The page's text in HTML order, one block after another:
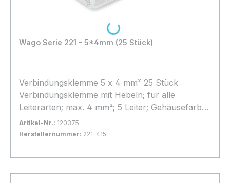
Wago Serie 221 - 5*4mm (25 Stück)
Verbindungsklemme 5 x 4 mm² 25 Stück
Verbindungsklemme mit Hebeln; für alle
Leiterarten; max. 4 mm²; 5 Leiter; Gehäusefarbe
transparent; Umgebungstemperatur max. 85 °C
(T85); 4,00 mm²; transparent
Artikel-Nr.: 120375
Herstellernummer: 221-415
In den Warenkorb
Loading...